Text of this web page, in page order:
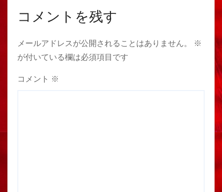
コメントを残す
メールアドレスが公開されることはありません。
※
が付いている欄は必須項目です
コメント ※